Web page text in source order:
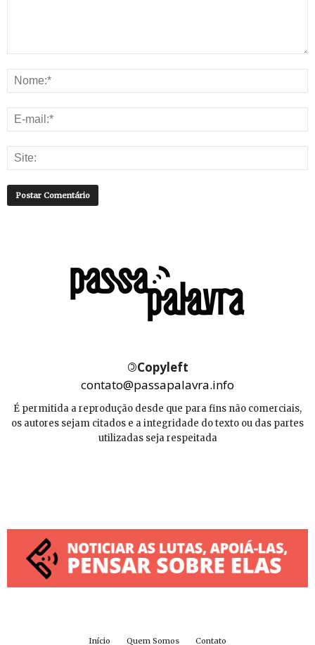
©Copyleft
contato@passapalavra.info
É permitida a reprodução desde que para fins não comerciais,
os autores sejam citados e a integridade do texto ou das partes
utilizadas seja respeitada
Início Quem Somos Contato